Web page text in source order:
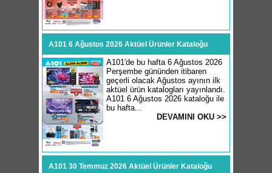
A101 6 Ağustos 2026 Aktüel Ürünler Kataloğu
A101'de bu hafta 6 Ağustos 2026
Perşembe gününden itibaren
geçerli olacak Ağustos ayının ilk
aktüel ürün katalogları yayınlandı.
A101 6 Ağustos 2026 kataloğu ile
bu hafta...
DEVAMINI OKU >>
A101 30 Temmuz 2026 Aktüel Ürünler Kataloğu